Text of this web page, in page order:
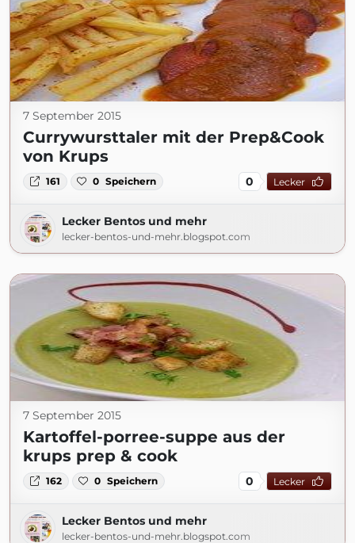
7 September 2015
Currywursttaler mit der Prep&Cook
von Krups
161 0 Speichern 0 Lecker
Lecker Bentos und mehr
lecker-bentos-und-mehr.blogspot.com
7 September 2015
Kartoffel-porree-suppe aus der
krups prep & cook
162 0 Speichern 0 Lecker
Lecker Bentos und mehr
lecker-bentos-und-mehr.blogspot.com